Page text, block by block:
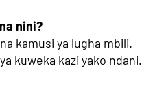
nini?
kamusi ya lugha mbili.
kuweka kazi yako ndani.